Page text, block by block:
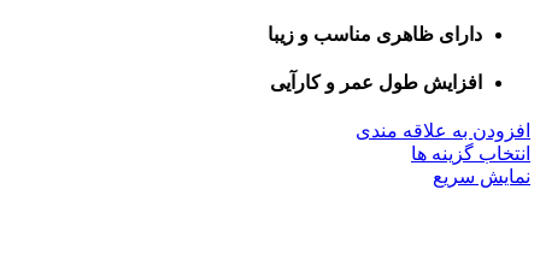
دارای ظاهری مناسب و زیبا
افزایش طول عمر و کارآیی
افزودن به علاقه مندی
انتخاب گزینه ها
نمایش سریع